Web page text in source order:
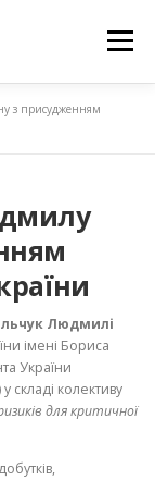
Меню
з присудженням
Людмилі
імені Бориса
України
у складі колективу
для критичної